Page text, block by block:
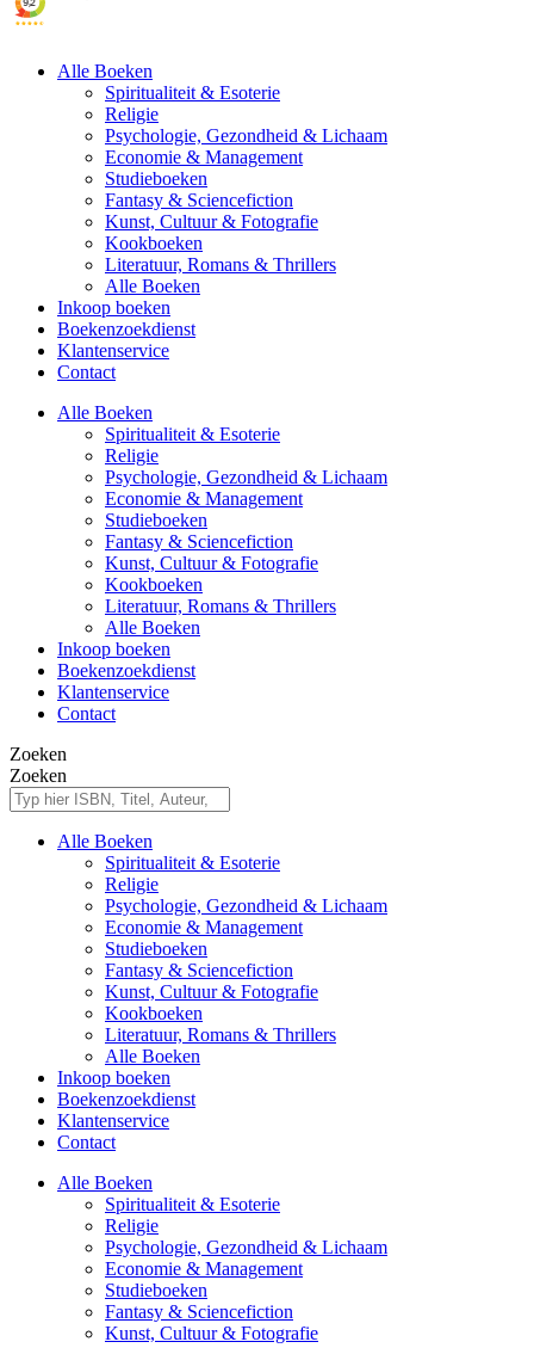
Alle Boeken
Spiritualiteit & Esoterie
Religie
Psychologie, Gezondheid & Lichaam
Economie & Management
Studieboeken
Fantasy & Sciencefiction
Kunst, Cultuur & Fotografie
Kookboeken
Literatuur, Romans & Thrillers
Alle Boeken
Inkoop boeken
Boekenzoekdienst
Klantenservice
Contact
Alle Boeken
Spiritualiteit & Esoterie
Religie
Psychologie, Gezondheid & Lichaam
Economie & Management
Studieboeken
Fantasy & Sciencefiction
Kunst, Cultuur & Fotografie
Kookboeken
Literatuur, Romans & Thrillers
Alle Boeken
Inkoop boeken
Boekenzoekdienst
Klantenservice
Contact
Zoeken
Zoeken
Alle Boeken
Spiritualiteit & Esoterie
Religie
Psychologie, Gezondheid & Lichaam
Economie & Management
Studieboeken
Fantasy & Sciencefiction
Kunst, Cultuur & Fotografie
Kookboeken
Literatuur, Romans & Thrillers
Alle Boeken
Inkoop boeken
Boekenzoekdienst
Klantenservice
Contact
Alle Boeken
Spiritualiteit & Esoterie
Religie
Psychologie, Gezondheid & Lichaam
Economie & Management
Studieboeken
Fantasy & Sciencefiction
Kunst, Cultuur & Fotografie